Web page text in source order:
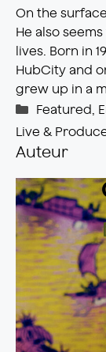
On the
He also
lives. Born in
HubCity and
grew up in a
Catégories
Featured
Live &
Auteur